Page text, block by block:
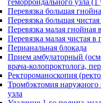
геморроидального узла (1
Перевязка большая
Перевязка большая
Перевязка малая гнойная
Перевязка малая чистая в
Перианальная блокада
Прием амбулаторный
врача-колопроктолога,
Ректороманоскопия
Тромбэктомия наружного
узла